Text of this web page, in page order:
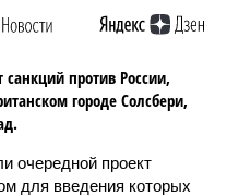
против России,
городе Солсбери,
очередной проект
для введения которых